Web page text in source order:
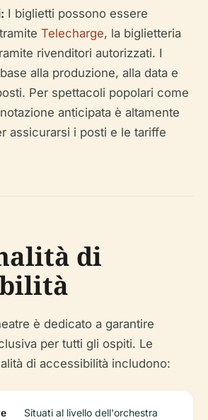
I biglietti possono essere
Telecharge, la biglietteria
rivenditori autorizzati. I
alla produzione, alla data e
Per spettacoli popolari come
anticipata è altamente
assicurarsi i posti e le tariffe
di
è dedicato a garantire
per tutti gli ospiti. Le
di accessibilità includono:
Situati al livello dell'orchestra